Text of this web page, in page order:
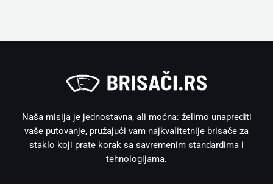
Naša misija je jednostavna, ali moćna: želimo unaprediti
vaše putovanje, pružajući vam najkvalitetnije brisače za
staklo koji prate korak sa savremenim standardima i
tehnologijama.